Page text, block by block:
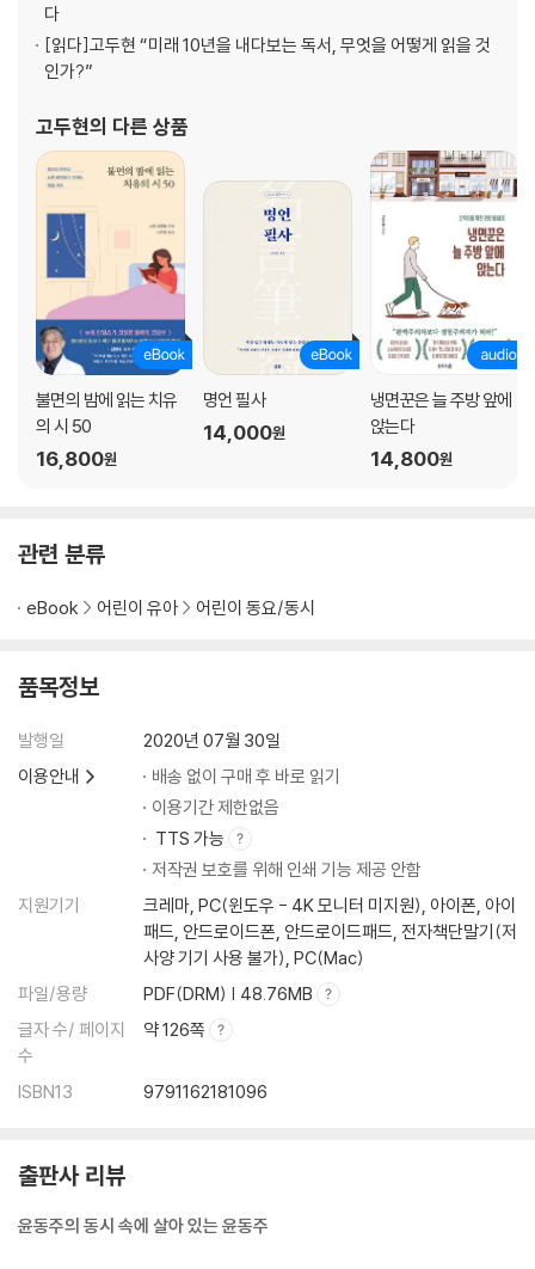
다
[읽다]고두현 “미래 10년을 내다보는 독서, 무엇을 어떻게 읽을 것
인가?”
고두현의 다른 상품
불면의 밤에 읽는 치유
의 시 50
16,800원
명언 필사
14,000원
냉면꾼은 늘 주방 앞에
앉는다
14,800원
관련 분류
eBook 어린이 유아 어린이 동요/동시
품목정보
발행일
2020년 07월 30일
이용안내
배송 없이 구매 후 바로 읽기
이용기간 제한없음
TTS 가능
저작권 보호를 위해 인쇄 기능 제공 안함
지원기기
크레마, PC(윈도우 - 4K 모니터 미지원), 아이폰, 아이
패드, 안드로이드폰, 안드로이드패드, 전자책단말기(저
사양 기기 사용 불가), PC(Mac)
파일/용량
PDF(DRM) | 48.76MB
글자 수/ 페이지
수
약 126쪽
ISBN13 9791162181096
출판사 리뷰
윤동주의 동시 속에 살아 있는 윤동주